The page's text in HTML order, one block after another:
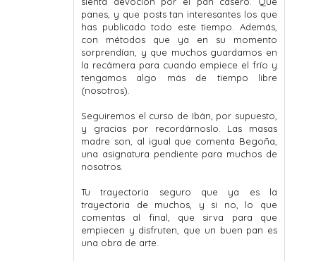
panes, y que posts tan interesantes los que
has publicado todo este tiempo. Además,
con métodos que ya en su momento
sorprendían, y que muchos guardamos en
la recámera para cuando empiece el frío y
tengamos algo más de tiempo libre
(nosotros).
Seguiremos el curso de Ibán, por supuesto,
y gracias por recordárnoslo. Las masas
madre son, al igual que comenta Begoña,
una asignatura pendiente para muchos de
nosotros.
Tu trayectoria seguro que ya es la
trayectoria de muchos, y si no, lo que
comentas al final, que sirva para que
empiecen y disfruten, que un buen pan es
una obra de arte.